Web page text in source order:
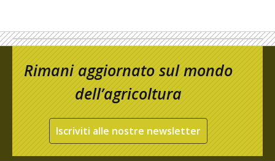
Rimani aggiornato sul mondo
dell’agricoltura
Iscriviti alle nostre newsletter